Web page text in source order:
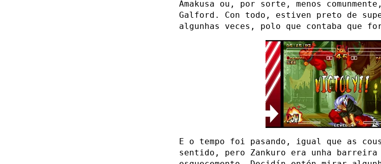
Amakusa ou, por sorte, menos
Galford. Con todo, estiven preto de
algunhas veces, polo que contaba que
E o tempo foi pasando, igual que as
sentido, pero Zankuro era unha barreira